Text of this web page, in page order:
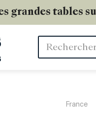
grandes tables
Mots
France